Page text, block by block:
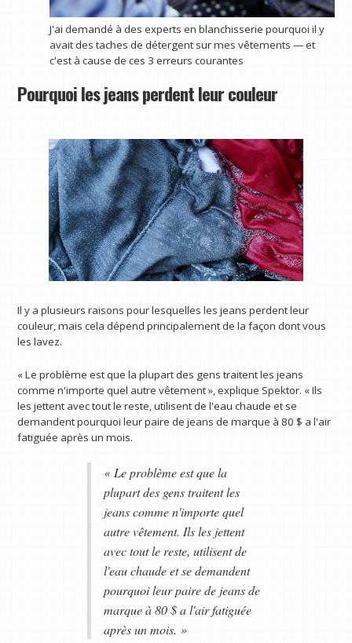
J'ai demandé à des experts en blanchisserie pourquoi il y
avait des taches de détergent sur mes vêtements — et
c'est à cause de ces 3 erreurs courantes
Pourquoi les jeans perdent leur couleur
Il y a plusieurs raisons pour lesquelles les jeans perdent leur
couleur, mais cela dépend principalement de la façon dont vous
les lavez.
« Le problème est que la plupart des gens traitent les jeans
comme n'importe quel autre vêtement », explique Spektor. « Ils
les jettent avec tout le reste, utilisent de l'eau chaude et se
demandent pourquoi leur paire de jeans de marque à 80 $ a l'air
fatiguée après un mois.
« Le problème est que la
plupart des gens traitent les
jeans comme n'importe quel
autre vêtement. Ils les jettent
avec tout le reste, utilisent de
l'eau chaude et se demandent
pourquoi leur paire de jeans de
marque à 80 $ a l'air fatiguée
après un mois. »